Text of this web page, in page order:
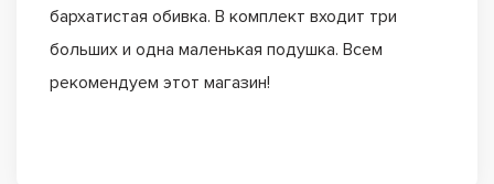
бархатистая обивка. В комплект входит три
больших и одна маленькая подушка. Всем
рекомендуем этот магазин!